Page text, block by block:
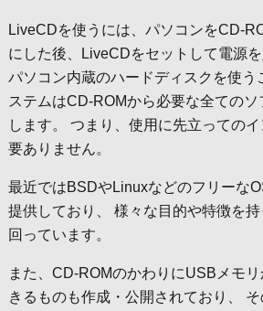
LiveCDを使うには、パソコンをCD-
にした後、LiveCDをセットして電源を
パソコン内蔵のハードディスクを使う
ステムはCD-ROMから必要な全ての
します。 つまり、使用に先立っての
要ありません。
最近ではBSDやLinuxなどのフリーな
提供しており、 様々な目的や特徴を
回っています。
また、CD-ROMのかわりにUSBメモ
きるものも作成・公開されており、